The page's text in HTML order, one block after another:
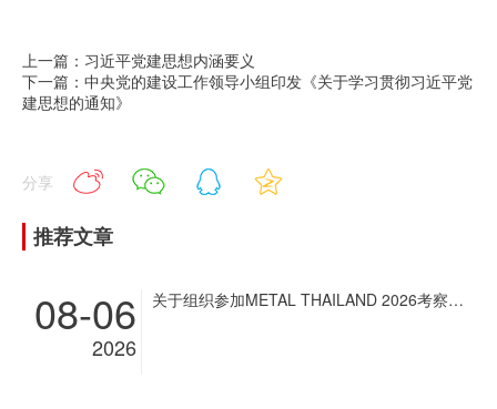
上一篇：习近平党建思想内涵要义
下一篇：中央党的建设工作领导小组印发《关于学习贯彻习近平党
建思想的通知》
分享
推荐文章
关于组织参加METAL THAILAND 2026考察团和展商团的通知
08-06
2026